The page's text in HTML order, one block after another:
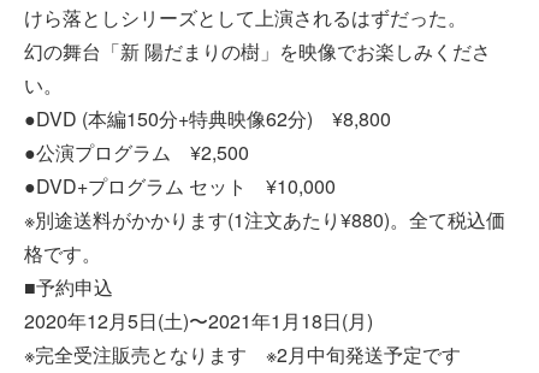
けら落としシリーズとして上演されるはずだった。
幻の舞台「新 陽だまりの樹」を映像でお楽しみくださ
い。
●DVD (本編150分+特典映像62分) ¥8,800
●公演プログラム ¥2,500
●DVD+プログラム セット ¥10,000
※別途送料がかかります(1注文あたり¥880)。全て税込価
格です。
■予約申込
2020年12月5日(土)〜2021年1月18日(月)
※完全受注販売となります ※2月中旬発送予定です